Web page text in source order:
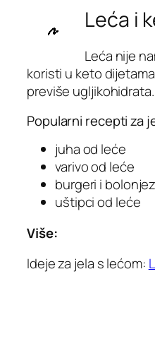
Leća i
Leća nije
koristi u keto
previše ugljikohidrata.
Popularni recepti za
juha od leće
varivo od leće
burgeri i
uštipci od leće
Više:
Ideje za jela s lećom: